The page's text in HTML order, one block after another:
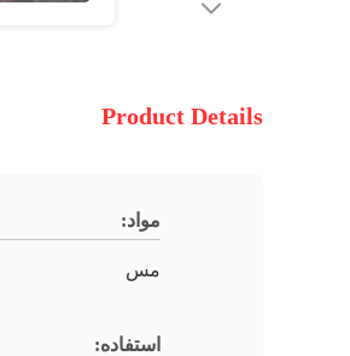
Product Details
مواد:
مس
استفاده: